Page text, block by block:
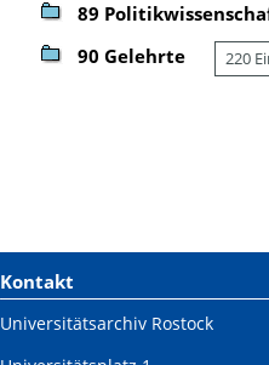
89
90 Gelehrte 220
Kontakt
Universitätsarchiv Rostock